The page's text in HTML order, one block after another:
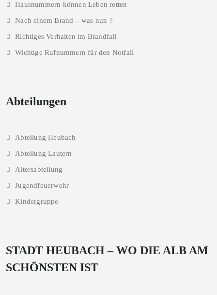
Hausnummern können Leben retten
Nach einem Brand – was nun ?
Richtiges Verhalten im Brandfall
Wichtige Rufnummern für den Notfall
Abteilungen
Abteilung Heubach
Abteilung Lautern
Altersabteilung
Jugendfeuerwehr
Kindergruppe
STADT HEUBACH – WO DIE ALB AM
SCHÖNSTEN IST